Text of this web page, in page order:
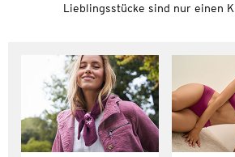
Lieblingsstücke sind nur einen